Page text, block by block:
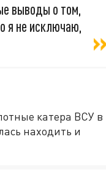
выводы о том,
я не исключаю,
катера ВСУ в
находить и